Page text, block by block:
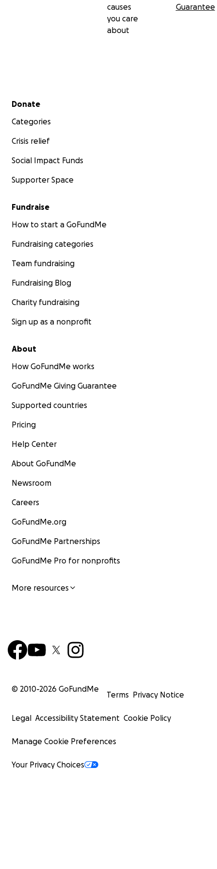
causes
you care
about
Guarantee
Secondary menu
Donate
Categories
Crisis relief
Social Impact Funds
Supporter Space
Fundraise
How to start a GoFundMe
Fundraising categories
Team fundraising
Fundraising Blog
Charity fundraising
Sign up as a nonprofit
About
How GoFundMe works
GoFundMe Giving Guarantee
Supported countries
Pricing
Help Center
About GoFundMe
Newsroom
Careers
GoFundMe.org
GoFundMe Partnerships
GoFundMe Pro for nonprofits
More resources
© 2010-2026 GoFundMe
Terms Privacy Notice
Legal Accessibility Statement Cookie Policy
Manage Cookie Preferences
Your Privacy Choices